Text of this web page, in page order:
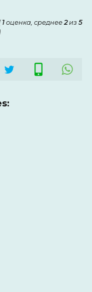
1оценка, среднее2из 5